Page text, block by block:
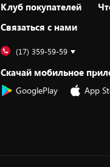
Клуб покупателей
Cвязаться с нами
(17) 359-59-59
Скачай мобильное
GooglePlay App